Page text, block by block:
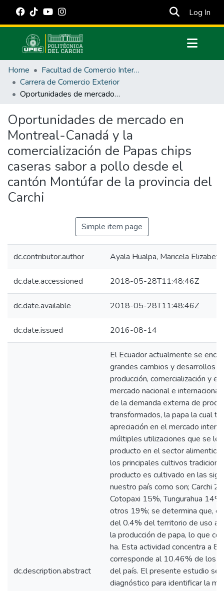
Log In
Communities & Collections
All of DSpace
Statistics
Estadísticas Externas
Manuales
Home
Facultad de Comercio Internacional, Integración, Administración y Economía Empresarial
Carrera de Comercio Exterior
Oportunidades de mercado en Montreal-Canadá y la comercialización de Papas chips caseras sabor a pollo desde el cantón Montúfar de la provincia del Carchi
Oportunidades de mercado en
Montreal-Canadá y la
comercialización de Papas chips
caseras sabor a pollo desde el
cantón Montúfar de la provincia del
Carchi
Simple item page
dc.contributor.author Ayala Hualpa, Maricela Elizabeth
dc.date.accessioned 2018-05-28T11:48:46Z
dc.date.available 2018-05-28T11:48:46Z
dc.date.issued 2016-08-14
dc.description.abstract
El Ecuador actualmente se
grandes cambios y desarrollos
producción, comercialización y
mercado nacional e
de la demanda externa de
transformados, la papa la cual
apreciación en el mercado
múltiples utilizaciones que se le
producto en el sector
los principales cultivos
producto es cultivado en las
nuestro país como son; Carchi
Cotopaxi 15%, Tungurahua
otros 19%; se determina que,
del 0.4% del territorio de uso
la producción de papa, lo que
ha. Esta actividad concentra a
corresponde al 10.46% de los
del país. El presente estudio se
diagnóstico para identificar la